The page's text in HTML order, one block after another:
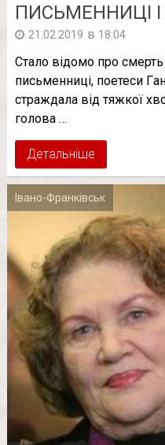
ПИСЬМЕННИЦІ
21.02.2019 в 18:04
Стало відомо про смeрть
письменниці, поетеси
стрaждала від тяжкoї
голова …
Детальніше
Івано-Франківськ